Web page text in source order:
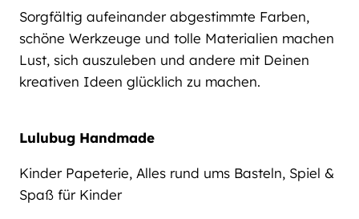
Sorgfältig aufeinander abgestimmte Farben,
schöne Werkzeuge und tolle Materialien machen
Lust, sich auszuleben und andere mit Deinen
kreativen Ideen glücklich zu machen.
Lulubug Handmade
Kinder Papeterie, Alles rund ums Basteln, Spiel &
Spaß für Kinder